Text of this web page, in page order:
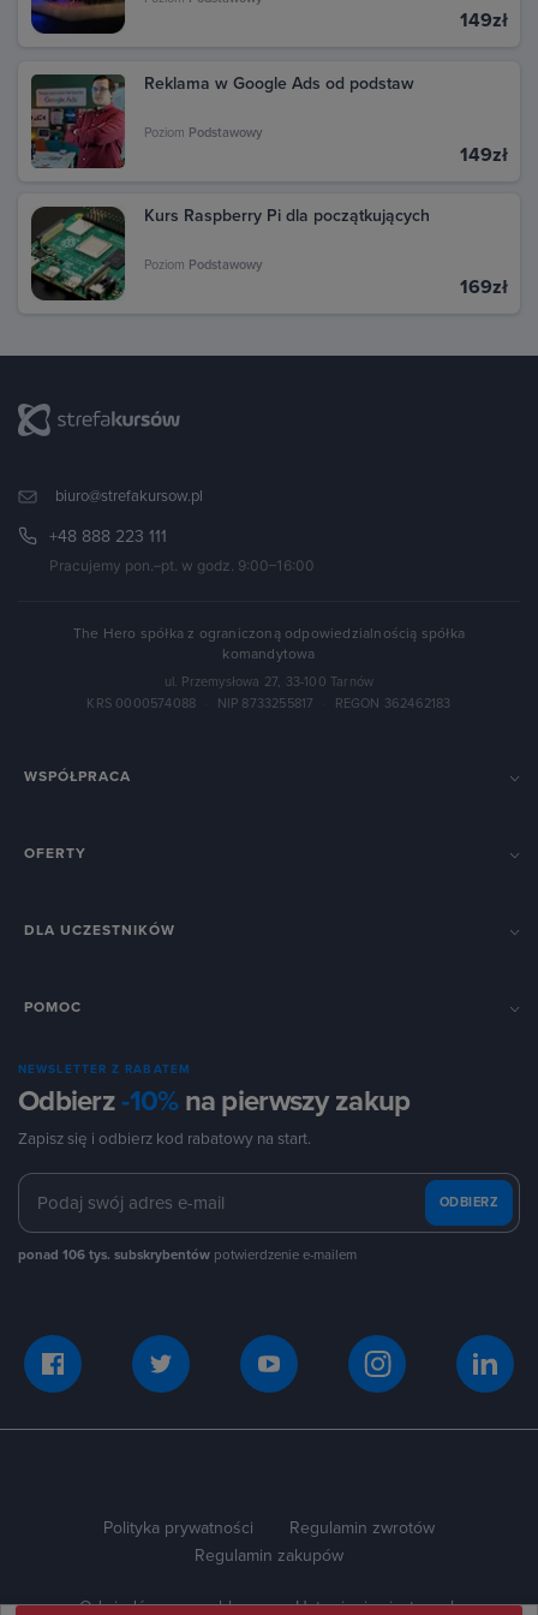
149zł
Reklama w Google Ads od podstaw
Poziom Podstawowy
149zł
Kurs Raspberry Pi dla początkujących
Poziom Podstawowy
169zł
biuro@strefakursow.pl
+48 888 223 111
Pracujemy pon.–pt. w godz. 9:00–16:00
The Hero spółka z ograniczoną odpowiedzialnością spółka
komandytowa
ul. Przemysłowa 27, 33-100 Tarnów
KRS 0000574088
NIP 8733255817 REGON 362462183
WSPÓŁPRACA
OFERTY
DLA UCZESTNIKÓW
POMOC
NEWSLETTER Z RABATEM
Odbierz-10%na pierwszy zakup
Zapisz się i odbierz kod rabatowy na start.
ODBIERZ
ponad 106 tys. subskrybentów potwierdzenie e-mailem
Polityka prywatności
Regulamin zwrotów
Regulamin zakupów
Odwiedź naszego bloga Ustawienia ciasteczek